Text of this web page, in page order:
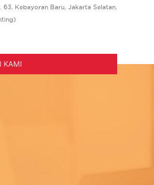
Kebayoran Baru, Jakarta Selatan.
KAMI